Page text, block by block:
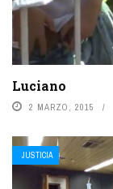
Luciano
2 MARZO, 2015
JUSTICIA